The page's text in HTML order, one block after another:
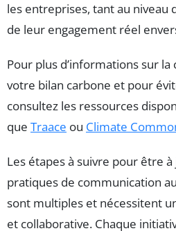
les entreprises, tant au niveau
de leur engagement réel
Pour plus d’informations sur
votre bilan carbone et pour
consultez les ressources
que Traace ou Climate
Les étapes à suivre pour être
pratiques de communication
sont multiples et nécessitent
et collaborative. Chaque